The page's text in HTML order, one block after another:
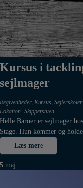
Kursus i
sejlmager
Begivenheder, Kursus, Sejlerskolen
Lokation: Skipperstuen
Helle Barner er sejlmager
Stage. Hun kommer og
Læs mere
5 maj